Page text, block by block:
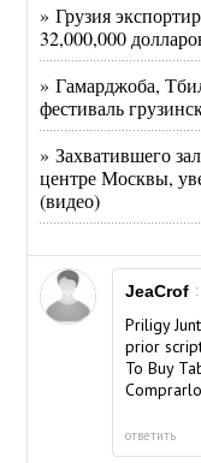
» Грузия
32,000,000
» Гамарджоба,
фестиваль
» Захватившего
центре Москвы,
(видео)
JeaCrof
Priligy
prior
To Buy
Comprarlo
ответить